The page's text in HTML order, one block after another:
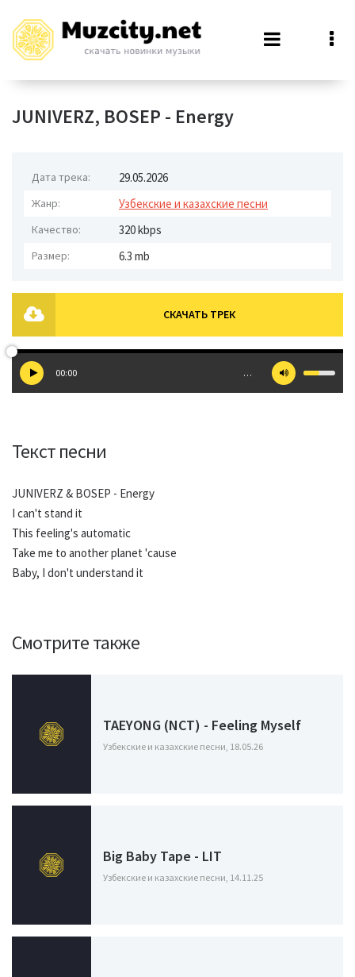
JUNIVERZ, BOSEP - Energy
Дата трека: 29.05.2026
Жанр: Узбекские и казахские песни
Качество: 320 kbps
Размер: 6.3 mb
СКАЧАТЬ ТРЕК
00:00 …
Текст песни
JUNIVERZ & BOSEP - Energy
I can't stand it
This feeling's automatic
Take me to another planet 'cause
Baby, I don't understand it
Смотрите также
TAEYONG (NCT) - Feeling Myself
Узбекские и казахские песни, 18.05.26
Big Baby Tape - LIT
Узбекские и казахские песни, 14.11.25